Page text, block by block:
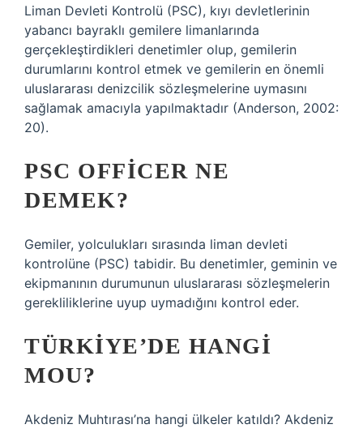
Liman Devleti Kontrolü (PSC), kıyı devletlerinin
yabancı bayraklı gemilere limanlarında
gerçekleştirdikleri denetimler olup, gemilerin
durumlarını kontrol etmek ve gemilerin en önemli
uluslararası denizcilik sözleşmelerine uymasını
sağlamak amacıyla yapılmaktadır (Anderson, 2002:
20).
PSC OFFICER NE
DEMEK?
Gemiler, yolculukları sırasında liman devleti
kontrolüne (PSC) tabidir. Bu denetimler, geminin ve
ekipmanının durumunun uluslararası sözleşmelerin
gerekliliklerine uyup uymadığını kontrol eder.
TÜRKIYE’DE HANGI
MOU?
Akdeniz Muhtırası’na hangi ülkeler katıldı? Akdeniz